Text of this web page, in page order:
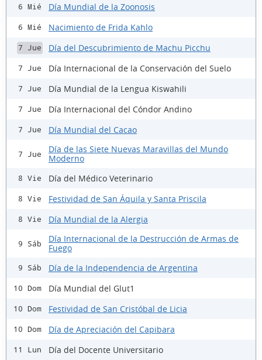
6 Mié Día Mundial de la Zoonosis
6 Mié Nacimiento de Frida Kahlo
7 Jue Día del Descubrimiento de Machu Picchu
7 Jue Día Internacional de la Conservación del Suelo
7 Jue Día Mundial de la Lengua Kiswahili
7 Jue Día Internacional del Cóndor Andino
7 Jue Día Mundial del Cacao
7 Jue
Día de las Siete Nuevas Maravillas del Mundo
Moderno
8 Vie Día del Médico Veterinario
8 Vie Festividad de San Áquila y Santa Priscila
8 Vie Día Mundial de la Alergia
9 Sáb
Día Internacional de la Destrucción de Armas de
Fuego
9 Sáb Día de la Independencia de Argentina
10 Dom Día Mundial del Glut1
10 Dom Festividad de San Cristóbal de Licia
10 Dom Día de Apreciación del Capibara
11 Lun Día del Docente Universitario